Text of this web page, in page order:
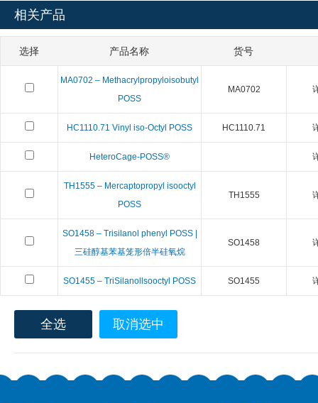
相关产品
选择 产品名称 货号
MA0702 – Methacrylpropyloisobutyl
POSS
MA0702
HC1110.71 Vinyl iso-Octyl POSS HC1110.71
HeteroCage-POSS®
TH1555 – Mercaptopropyl isooctyl
POSS
TH1555
SO1458 – Trisilanol phenyl POSS |
三硅醇基苯基笼形倍半硅氧烷
SO1458
SO1455 – TriSilanollsooctyl POSS SO1455
全选 取消选中